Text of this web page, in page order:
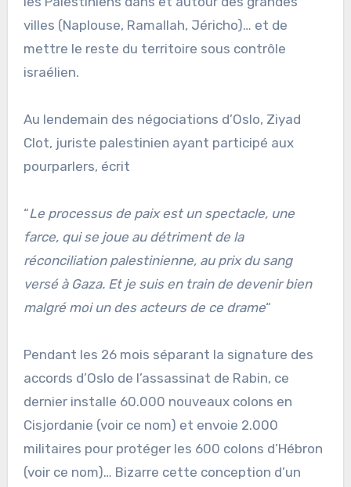
villes (Naplouse, Ramallah, Jéricho)… et de
mettre le reste du territoire sous contrôle
israélien.
Au lendemain des négociations d’Oslo, Ziyad
Clot, juriste palestinien ayant participé aux
pourparlers, écrit
“Le processus de paix est un spectacle, une
farce, qui se joue au détriment de la
réconciliation palestinienne, au prix du sang
versé à Gaza. Et je suis en train de devenir bien
malgré moi un des acteurs de ce drame“
Pendant les 26 mois séparant la signature des
accords d’Oslo de l’assassinat de Rabin, ce
dernier installe 60.000 nouveaux colons en
Cisjordanie (voir ce nom) et envoie 2.000
militaires pour protéger les 600 colons d’Hébron
(voir ce nom)… Bizarre cette conception d’un